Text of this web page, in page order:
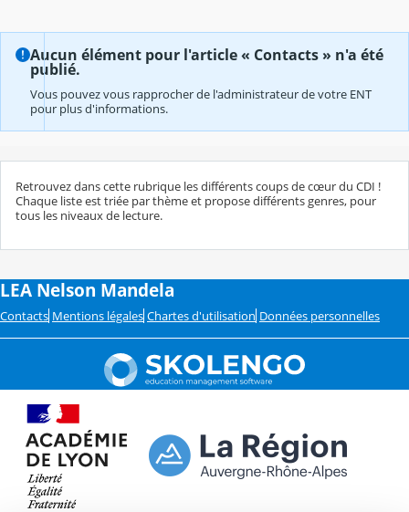
Aucun élément pour l'article « Contacts » n'a été
publié.
Vous pouvez vous rapprocher de l'administrateur de votre ENT
pour plus d'informations.
Retrouvez dans cette rubrique les différents coups de cœur du CDI !
Chaque liste est triée par thème et propose différents genres, pour
tous les niveaux de lecture.
LEA Nelson Mandela
Contacts Mentions légales Chartes d'utilisation Données personnelles